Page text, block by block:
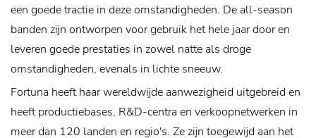
een goede tractie in deze omstandigheden. De all-season
banden zijn ontworpen voor gebruik het hele jaar door en
leveren goede prestaties in zowel natte als droge
omstandigheden, evenals in lichte sneeuw.
Fortuna heeft haar wereldwijde aanwezigheid uitgebreid en
heeft productiebases, R&D-centra en verkoopnetwerken in
meer dan 120 landen en regio's. Ze zijn toegewijd aan het